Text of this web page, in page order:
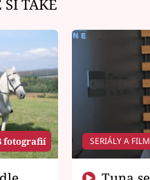
SI TAKÉ
fotografií SERIÁLY A